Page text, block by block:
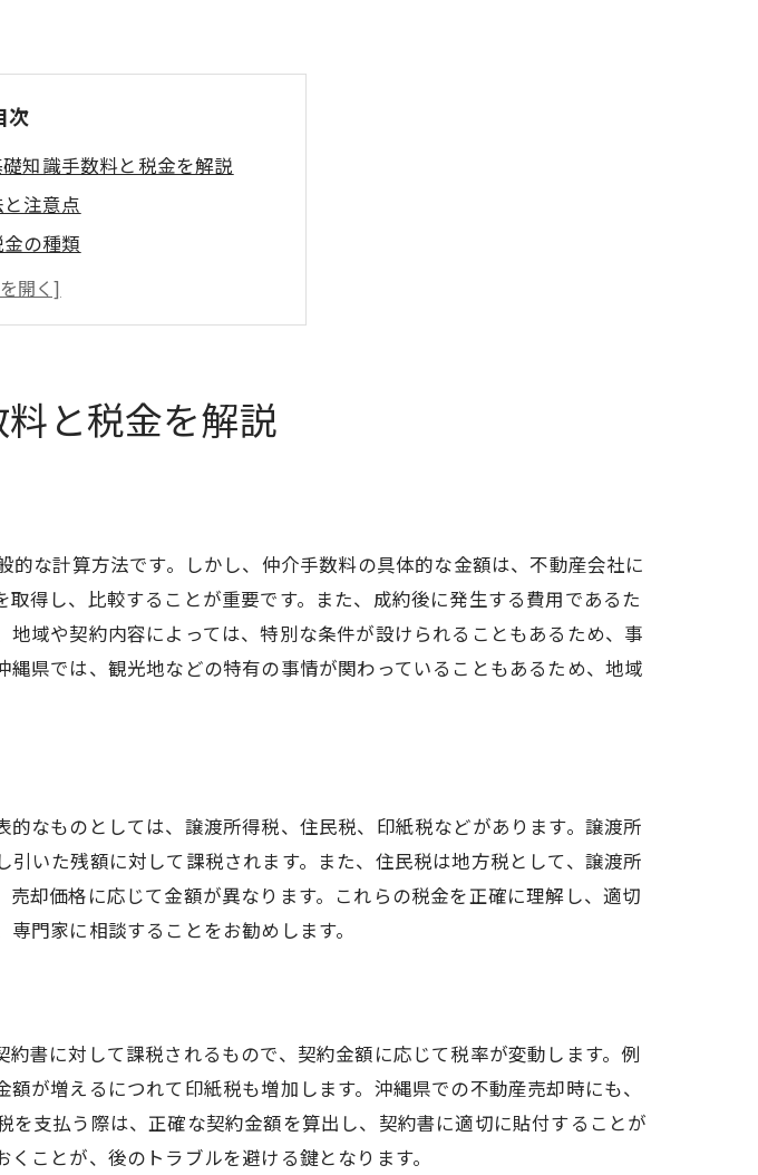
次
知識手数料と税金を解説
注意点
の種類
措置
の費用管理法
注意点
チェックポイント
の心構え
の紹介
保険料
上費用
携の重要性
め方
ク管理策
クポイント
と税金を解説
な計算方法です。しかし、仲介手数料の具体的な金額は、不動産会社に
得し、比較することが重要です。また、成約後に発生する費用であるた
域や契約内容によっては、特別な条件が設けられることもあるため、事
県では、観光地などの特有の事情が関わっていることもあるため、地域
なものとしては、譲渡所得税、住民税、印紙税などがあります。譲渡所
いた残額に対して課税されます。また、住民税は地方税として、譲渡所
却価格に応じて金額が異なります。これらの税金を正確に理解し、適切
門家に相談することをお勧めします。
書に対して課税されるもので、契約金額に応じて税率が変動します。例
が増えるにつれて印紙税も増加します。沖縄県での不動産売却時にも、
支払う際は、正確な契約金額を算出し、契約書に適切に貼付することが
ことが、後のトラブルを避ける鍵となります。